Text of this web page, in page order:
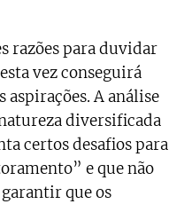
razões para duvidar
vez conseguirá
aspirações. A análise
diversificada
certos desafios para
e que não
que os